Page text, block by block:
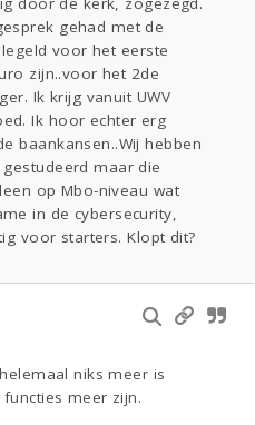
gehad met de
voor het eerste
zijn..voor het 2de
Ik krijg vanuit UWV
Ik hoor echter erg
baankansen..Wij hebben
maar die
op Mbo-niveau wat
in de cybersecurity,
voor starters. Klopt dit?
niks meer is
meer zijn.